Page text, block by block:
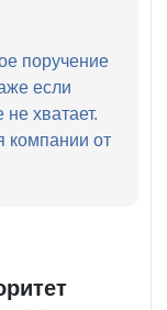
поручение
если
не хватает.
компании от